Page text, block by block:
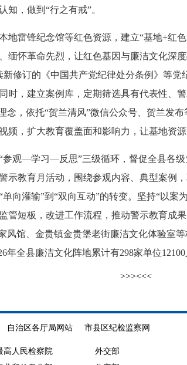
，做到“行之有戒”。
雷锋纪念馆等红色资源，建立“基地+红
缅怀革命先烈，让红色基因与廉洁文化深
修订的《中国共产党纪律处分条例》等
时，建立案例库，定期筛选具有代表性、
念，依托“贺兰清风”微信公众号、贺兰发
，扩大教育覆盖面和影响力，让基地资源
—学习—反思”三级循环，督促全县各级
示教育月活动，围绕参观内容、典型案例
向灌输”到“双向互动”的转变。坚持“以
管短板，改进工作流程，推动警示教育成
风馆、金贵镇金贵堡老街廉洁文化体验室
全县廉洁文化阵地累计有298家单位
>>><<<
自治区各厅局网站 市县区纪检监察网
高人民检察院 外交部